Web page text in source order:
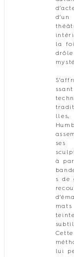
d’un
la
lles,
ses
à
s de
mats
Cette
lui